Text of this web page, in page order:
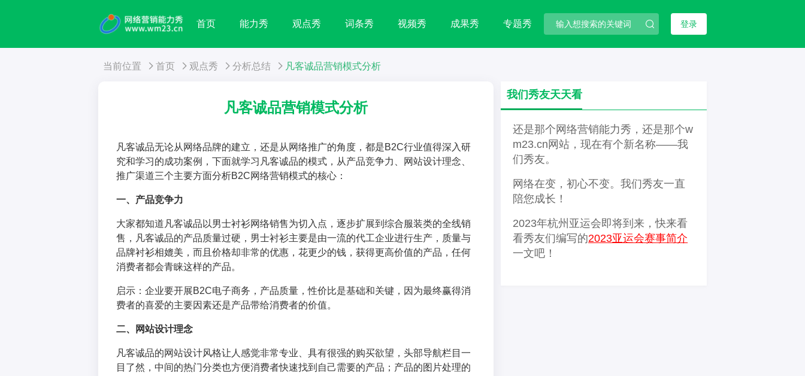
首页 能力秀 观点秀 词条秀 视频秀 成果秀 专题秀 登录
当前位置 首页 观点秀 分析总结 凡客诚品营销模式分析
凡客诚品营销模式分析
凡客诚品无论从网络品牌的建立，还是从网络推广的角度，都是B2C行业值得深入研
究和学习的成功案例，下面就学习凡客诚品的模式，从产品竞争力、网站设计理念、
推广渠道三个主要方面分析B2C网络营销模式的核心：
一、产品竞争力
大家都知道凡客诚品以男士衬衫网络销售为切入点，逐步扩展到综合服装类的全线销
售，凡客诚品的产品质量过硬，男士衬衫主要是由一流的代工企业进行生产，质量与
品牌衬衫相媲美，而且价格却非常的优惠，花更少的钱，获得更高价值的产品，任何
消费者都会青睐这样的产品。
启示：企业要开展B2C电子商务，产品质量，性价比是基础和关键，因为最终赢得消
费者的喜爱的主要因素还是产品带给消费者的价值。
二、网站设计理念
凡客诚品的网站设计风格让人感觉非常专业、具有很强的购买欲望，头部导航栏目一
目了然，中间的热门分类也方便消费者快速找到自己需要的产品；产品的图片处理的
我们秀友天天看
还是那个网络营销能力秀，还是那个w
m23.cn网站，现在有个新名称——我
们秀友。
网络在变，初心不变。我们秀友一直
陪您成长！
2023年杭州亚运会即将到来，快来看
看秀友们编写的2023亚运会赛事简介
一文吧！